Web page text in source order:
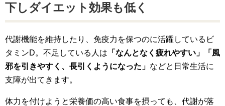
下しダイエット効果も低く
代謝機能を維持したり、免疫力を保つのに活躍しているビ
タミンD。不足している人は 「なんとなく疲れやすい」「風
邪を引きやすく、長引くようになった」 などと日常生活に
支障が出てきます。
体力を付けようと栄養価の高い食事を摂っても、代謝が落